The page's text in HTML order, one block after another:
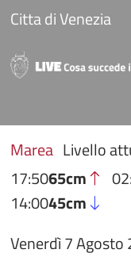
Salta al contenuto
Citta di Venezia
Marea Livello
17:5065cm
14:0045cm
Venerdì 7 Agosto